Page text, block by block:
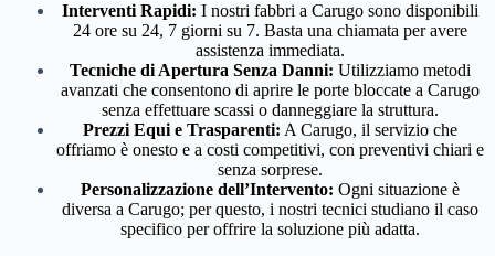
Interventi Rapidi: I nostri fabbri a Carugo sono disponibili
24 ore su 24, 7 giorni su 7. Basta una chiamata per avere
assistenza immediata.
Tecniche di Apertura Senza Danni: Utilizziamo metodi
avanzati che consentono di aprire le porte bloccate a Carugo
senza effettuare scassi o danneggiare la struttura.
Prezzi Equi e Trasparenti: A Carugo, il servizio che
offriamo è onesto e a costi competitivi, con preventivi chiari e
senza sorprese.
Personalizzazione dell’Intervento: Ogni situazione è
diversa a Carugo; per questo, i nostri tecnici studiano il caso
specifico per offrire la soluzione più adatta.